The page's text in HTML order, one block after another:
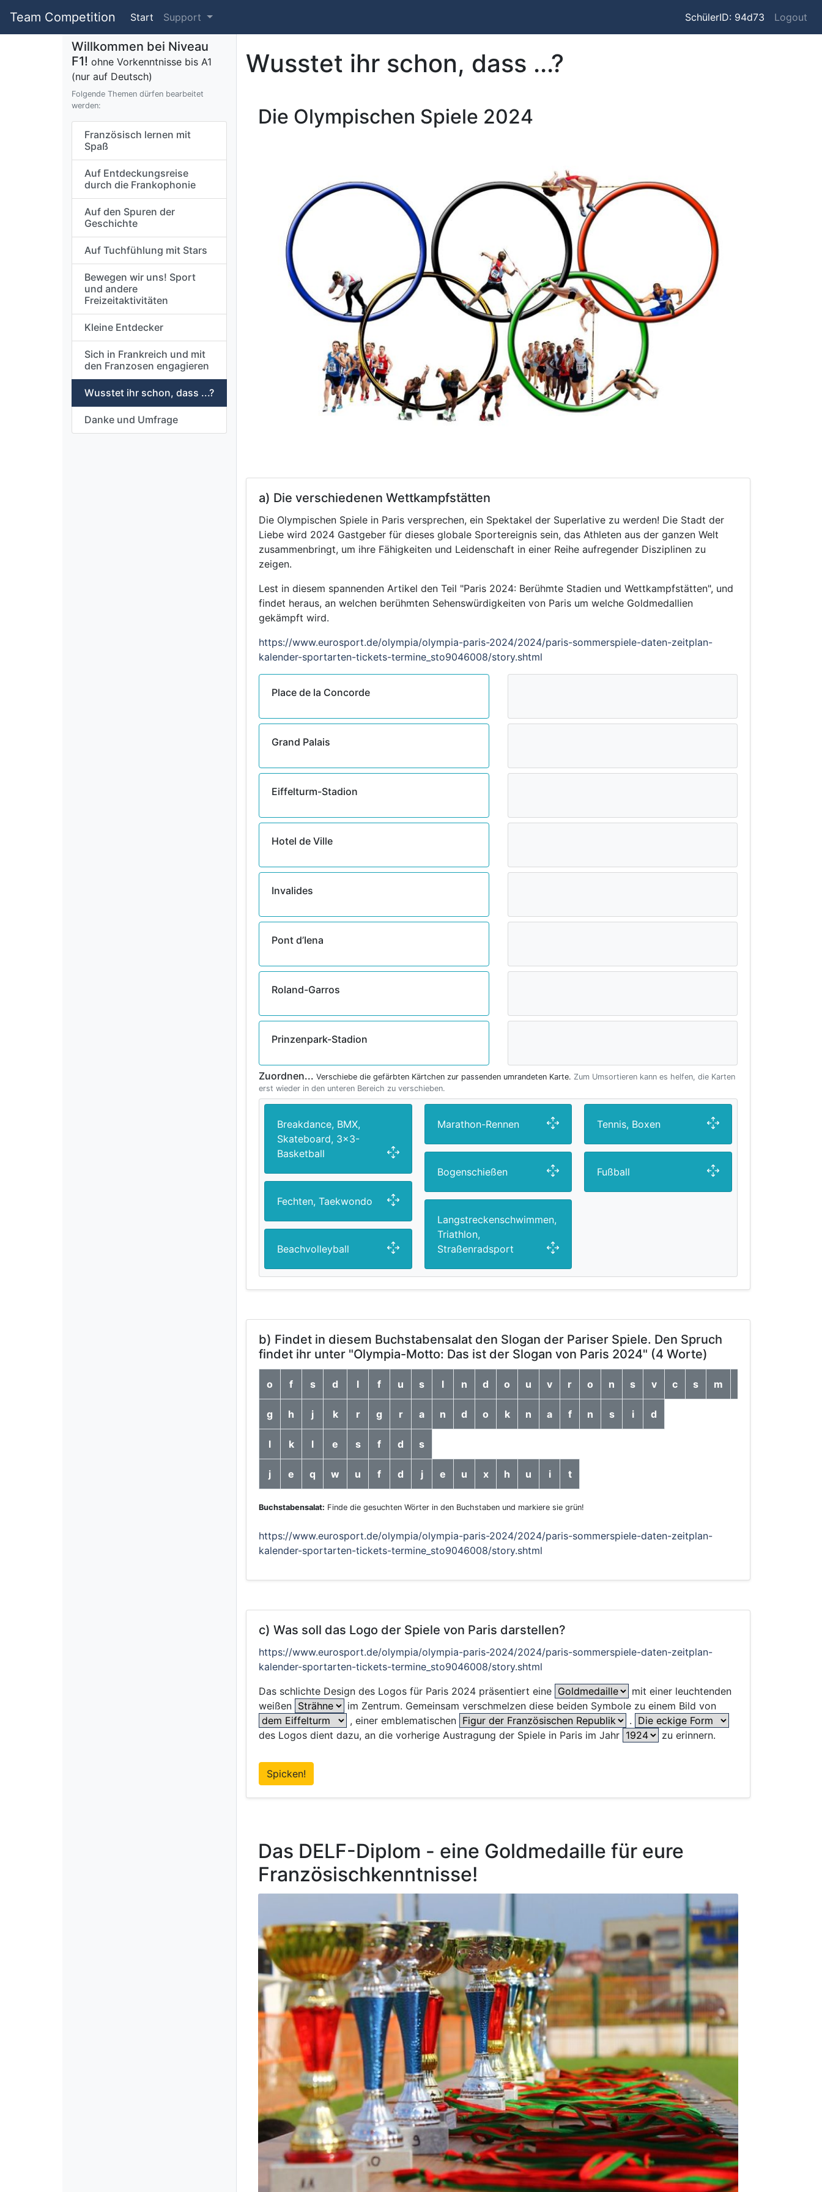
Team Competition Start Support SchülerID: 94d73 Logout
Willkommen bei Niveau
F1! ohne Vorkenntnisse bis A1
(nur auf Deutsch)
Folgende Themen dürfen bearbeitet
werden:
Französisch lernen mit
Spaß
Auf Entdeckungsreise
durch die Frankophonie
Auf den Spuren der
Geschichte
Auf Tuchfühlung mit Stars
Bewegen wir uns! Sport
und andere
Freizeitaktivitäten
Kleine Entdecker
Sich in Frankreich und mit
den Franzosen engagieren
Wusstet ihr schon, dass ...?
Danke und Umfrage
Wusstet ihr schon, dass ...?
Die Olympischen Spiele 2024
a) Die verschiedenen Wettkampfstätten
Die Olympischen Spiele in Paris versprechen, ein Spektakel der Superlative zu werden! Die Stadt der
Liebe wird 2024 Gastgeber für dieses globale Sportereignis sein, das Athleten aus der ganzen Welt
zusammenbringt, um ihre Fähigkeiten und Leidenschaft in einer Reihe aufregender Disziplinen zu
zeigen.
Lest in diesem spannenden Artikel den Teil "Paris 2024: Berühmte Stadien und Wettkampfstätten", und
findet heraus, an welchen berühmten Sehenswürdigkeiten von Paris um welche Goldmedallien
gekämpft wird.
https://www.eurosport.de/olympia/olympia-paris-2024/2024/paris-sommerspiele-daten-zeitplan-
kalender-sportarten-tickets-termine_sto9046008/story.shtml
Place de la Concorde
Grand Palais
Eiffelturm-Stadion
Hotel de Ville
Invalides
Pont d’Iena
Roland-Garros
Prinzenpark-Stadion
Zuordnen... Verschiebe die gefärbten Kärtchen zur passenden umrandeten Karte. Zum Umsortieren kann es helfen, die Karten
erst wieder in den unteren Bereich zu verschieben.
Breakdance, BMX,
Skateboard, 3x3-
Basketball
Fechten, Taekwondo
Beachvolleyball
Marathon-Rennen
Bogenschießen
Langstreckenschwimmen,
Triathlon,
Straßenradsport
Tennis, Boxen
Fußball
b) Findet in diesem Buchstabensalat den Slogan der Pariser Spiele. Den Spruch
findet ihr unter "Olympia-Motto: Das ist der Slogan von Paris 2024" (4 Worte)
o f s d l f u s l n d o u v r o n s v c s m
g h j k r g r a n d o k n a f n s i d
l k l e s f d s
j e q w u f d j e u x h u i t
Buchstabensalat: Finde die gesuchten Wörter in den Buchstaben und markiere sie grün!
https://www.eurosport.de/olympia/olympia-paris-2024/2024/paris-sommerspiele-daten-zeitplan-
kalender-sportarten-tickets-termine_sto9046008/story.shtml
c) Was soll das Logo der Spiele von Paris darstellen?
https://www.eurosport.de/olympia/olympia-paris-2024/2024/paris-sommerspiele-daten-zeitplan-
kalender-sportarten-tickets-termine_sto9046008/story.shtml
Das schlichte Design des Logos für Paris 2024 präsentiert eine
mit einer leuchtenden
weißen
im Zentrum. Gemeinsam verschmelzen diese beiden Symbole zu einem Bild von
, einer emblematischen
.
des Logos dient dazu, an die vorherige Austragung der Spiele in Paris im Jahr
zu erinnern.
Spicken!
Das DELF-Diplom - eine Goldmedaille für eure
Französischkenntnisse!